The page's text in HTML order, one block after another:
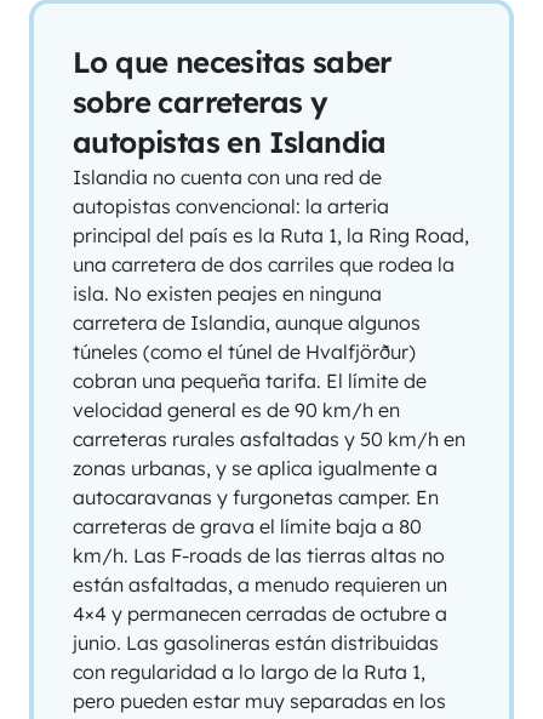
Lo que necesitas saber
sobre carreteras y
autopistas en Islandia
Islandia no cuenta con una red de
autopistas convencional: la arteria
principal del país es la Ruta 1, la Ring Road,
una carretera de dos carriles que rodea la
isla. No existen peajes en ninguna
carretera de Islandia, aunque algunos
túneles (como el túnel de Hvalfjörður)
cobran una pequeña tarifa. El límite de
velocidad general es de 90 km/h en
carreteras rurales asfaltadas y 50 km/h en
zonas urbanas, y se aplica igualmente a
autocaravanas y furgonetas camper. En
carreteras de grava el límite baja a 80
km/h. Las F-roads de las tierras altas no
están asfaltadas, a menudo requieren un
4×4 y permanecen cerradas de octubre a
junio. Las gasolineras están distribuidas
con regularidad a lo largo de la Ruta 1,
pero pueden estar muy separadas en los